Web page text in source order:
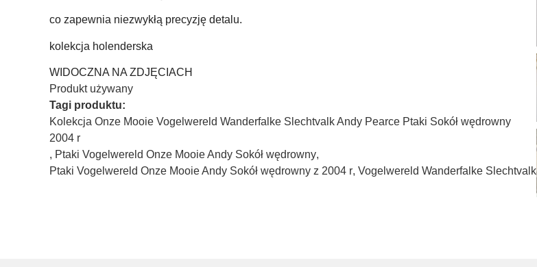
co zapewnia niezwykłą precyzję detalu.
kolekcja holenderska
WIDOCZNA NA ZDJĘCIACH
Produkt używany
Tagi produktu:
Kolekcja Onze Mooie Vogelwereld Wanderfalke Slechtvalk Andy Pearce Ptaki Sokół wędrowny
2004 r
, Ptaki Vogelwereld Onze Mooie Andy Sokół wędrowny,
Ptaki Vogelwereld Onze Mooie Andy Sokół wędrowny z 2004 r, Vogelwereld Wanderfalke Slechtvalk